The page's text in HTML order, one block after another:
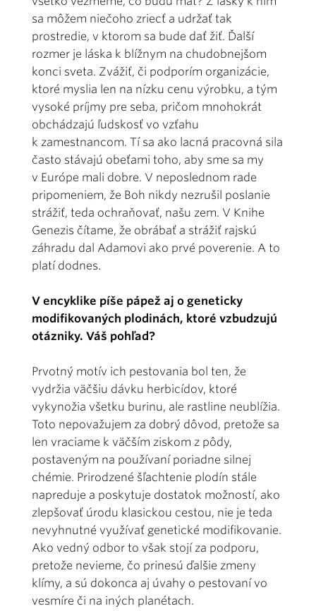
sa môžem niečoho zriecť a udržať tak
prostredie, v ktorom sa bude dať žiť. Ďalší
rozmer je láska k blížnym na chudobnejšom
konci sveta. Zvážiť, či podporím organizácie,
ktoré myslia len na nízku cenu výrobku, a tým
vysoké príjmy pre seba, pričom mnohokrát
obchádzajú ľudskosť vo vzťahu
k zamestnancom. Tí sa ako lacná pracovná sila
často stávajú obeťami toho, aby sme sa my
v Európe mali dobre. V neposlednom rade
pripomeniem, že Boh nikdy nezrušil poslanie
strážiť, teda ochraňovať, našu zem. V Knihe
Genezis čítame, že obrábať a strážiť rajskú
záhradu dal Adamovi ako prvé poverenie. A to
platí dodnes.
V encyklike píše pápež aj o geneticky
modifikovaných plodinách, ktoré vzbudzujú
otázniky. Váš pohľad?
Prvotný motív ich pestovania bol ten, že
vydržia väčšiu dávku herbicídov, ktoré
vykynožia všetku burinu, ale rastline neublížia.
Toto nepovažujem za dobrý dôvod, pretože sa
len vraciame k väčším ziskom z pôdy,
postaveným na používaní poriadne silnej
chémie. Prirodzené šľachtenie plodín stále
napreduje a poskytuje dostatok možností, ako
zlepšovať úrodu klasickou cestou, nie je teda
nevyhnutné využívať genetické modifikovanie.
Ako vedný odbor to však stojí za podporu,
pretože nevieme, čo prinesú ďalšie zmeny
klímy, a sú dokonca aj úvahy o pestovaní vo
vesmíre či na iných planétach.